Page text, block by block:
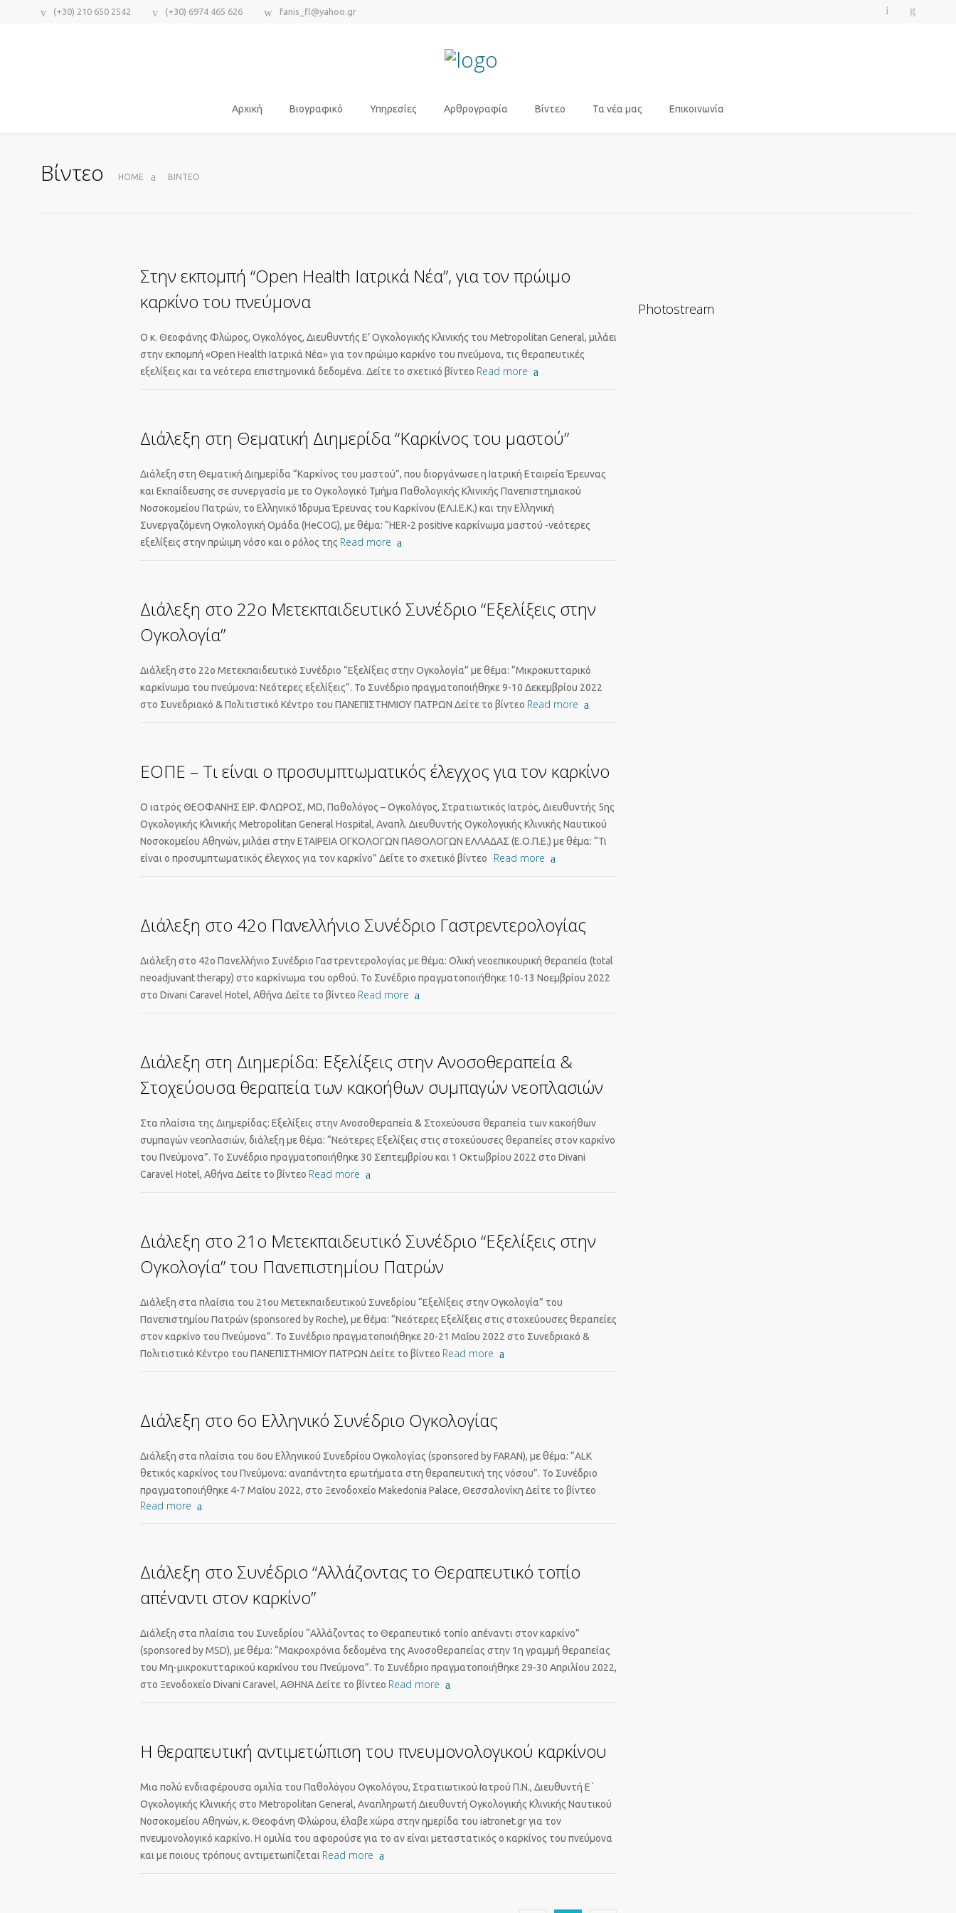
(+30) 210 650 2542 (+30) 6974 465 626 fanis_fl@yahoo.gr
Αρχική Βιογραφικό Υπηρεσίες Αρθρογραφία Βίντεο Τα νέα μας Επικοινωνία
Βίντεο HOME ΒΊΝΤΕΟ
Στην εκπομπή “Open Health Ιατρικά Νέα”, για τον πρώιμο
καρκίνο του πνεύμονα
Ο κ. Θεοφάνης Φλώρος, Ογκολόγος, Διευθυντής Ε’ Ογκολογικής Κλινικής του Metropolitan General, μιλάει
στην εκπομπή «Open Health Ιατρικά Νέα» για τον πρώιμο καρκίνο του πνεύμονα, τις θεραπευτικές
εξελίξεις και τα νεότερα επιστημονικά δεδομένα. Δείτε το σχετικό βίντεο Read more
Διάλεξη στη Θεματική Διημερίδα “Καρκίνος του μαστού”
Διάλεξη στη Θεματική Διημερίδα “Καρκίνος του μαστού”, που διοργάνωσε η Ιατρική Εταιρεία Έρευνας
και Εκπαίδευσης σε συνεργασία με το Ογκολογικό Τμήμα Παθολογικής Κλινικής Πανεπιστημιακού
Νοσοκομείου Πατρών, το Ελληνικό Ίδρυμα Έρευνας του Καρκίνου (ΕΛ.Ι.Ε.Κ.) και την Ελληνική
Συνεργαζόμενη Ογκολογική Ομάδα (HeCOG), με θέμα: “HER-2 positive καρκίνωμα μαστού -νεότερες
εξελίξεις στην πρώιμη νόσο και ο ρόλος της Read more
Διάλεξη στο 22ο Μετεκπαιδευτικό Συνέδριο “Εξελίξεις στην
Ογκολογία”
Διάλεξη στο 22ο Μετεκπαιδευτικό Συνέδριο “Εξελίξεις στην Ογκολογία” με θέμα: “Μικροκυτταρικό
καρκίνωμα του πνεύμονα: Νεότερες εξελίξεις”. Το Συνέδριο πραγματοποιήθηκε 9-10 Δεκεμβρίου 2022
στο Συνεδριακό & Πολιτιστικό Κέντρο του ΠΑΝΕΠΙΣΤΗΜΙΟΥ ΠΑΤΡΩΝ Δείτε το βίντεο Read more
ΕΟΠΕ – Τι είναι ο προσυμπτωματικός έλεγχος για τον καρκίνο
Ο ιατρός ΘΕΟΦΑΝΗΣ ΕΙΡ. ΦΛΩΡΟΣ, MD, Παθολόγος – Ογκολόγος, Στρατιωτικός Ιατρός, Διευθυντής 5ης
Ογκολογικής Κλινικής Metropolitan General Hospital, Αναπλ. Διευθυντής Ογκολογικής Κλινικής Ναυτικού
Νοσοκομείου Αθηνών, μιλάει στην ΕΤΑΙΡΕΙΑ ΟΓΚΟΛΟΓΩΝ ΠΑΘΟΛΟΓΩΝ ΕΛΛΑΔΑΣ (Ε.Ο.Π.Ε.) με θέμα: “Τι
είναι ο προσυμπτωματικός έλεγχος για τον καρκίνο” Δείτε το σχετικό βίντεο
Read more
Διάλεξη στο 42ο Πανελλήνιο Συνέδριο Γαστρεντερολογίας
Διάλεξη στο 42ο Πανελλήνιο Συνέδριο Γαστρεντερολογίας με θέμα: Ολική νεοεπικουρική θεραπεία (total
neoadjuvant therapy) στο καρκίνωμα του ορθού. Το Συνέδριο πραγματοποιήθηκε 10-13 Νοεμβρίου 2022
στο Divani Caravel Hotel, Αθήνα Δείτε το βίντεο Read more
Διάλεξη στη Διημερίδα: Εξελίξεις στην Ανοσοθεραπεία &
Στοχεύουσα θεραπεία των κακοήθων συμπαγών νεοπλασιών
Στα πλαίσια της Διημερίδας: Εξελίξεις στην Ανοσοθεραπεία & Στοχεύουσα θεραπεία των κακοήθων
συμπαγών νεοπλασιών, διάλεξη με θέμα: “Νεότερες Εξελίξεις στις στοχεύουσες θεραπείες στον καρκίνο
του Πνεύμονα”. Το Συνέδριο πραγματοποιήθηκε 30 Σεπτεμβρίου και 1 Οκτωβρίου 2022 στο Divani
Caravel Hotel, Αθήνα Δείτε το βίντεο Read more
Διάλεξη στο 21ο Μετεκπαιδευτικό Συνέδριο “Εξελίξεις στην
Ογκολογία” του Πανεπιστημίου Πατρών
Διάλεξη στα πλαίσια του 21ου Μετεκπαιδευτικού Συνεδρίου “Εξελίξεις στην Ογκολογία” του
Πανεπιστημίου Πατρών (sponsored by Roche), με θέμα: “Νεότερες Εξελίξεις στις στοχεύουσες θεραπείες
στον καρκίνο του Πνεύμονα”. Το Συνέδριο πραγματοποιήθηκε 20-21 Μαΐου 2022 στο Συνεδριακό &
Πολιτιστικό Κέντρο του ΠΑΝΕΠΙΣΤΗΜΙΟΥ ΠΑΤΡΩΝ Δείτε το βίντεο Read more
Διάλεξη στο 6ο Ελληνικό Συνέδριο Ογκολογίας
Διάλεξη στα πλαίσια του 6ου Ελληνικού Συνεδρίου Ογκολογίας (sponsored by FARAN), με θέμα: “ALK
θετικός καρκίνος του Πνεύμονα: αναπάντητα ερωτήματα στη θεραπευτική της νόσου”. Το Συνέδριο
πραγματοποιήθηκε 4-7 Μαΐου 2022, στο Ξενοδοχείο Makedonia Palace, Θεσσαλονίκη Δείτε το βίντεο
Read more
Διάλεξη στο Συνέδριο “Αλλάζοντας το Θεραπευτικό τοπίο
απέναντι στον καρκίνο”
Διάλεξη στα πλαίσια του Συνεδρίου “Αλλάζοντας το Θεραπευτικό τοπίο απέναντι στον καρκίνο”
(sponsored by MSD), με θέμα: “Μακροχρόνια δεδομένα της Ανοσοθεραπείας στην 1η γραμμή θεραπείας
του Μη-μικροκυτταρικού καρκίνου του Πνεύμονα”. Το Συνέδριο πραγματοποιήθηκε 29-30 Απριλίου 2022,
στο Ξενοδοχείο Divani Caravel, ΑΘΗΝΑ Δείτε το βίντεο Read more
Η θεραπευτική αντιμετώπιση του πνευμονολογικού καρκίνου
Μια πολύ ενδιαφέρουσα ομιλία του Παθολόγου Ογκολόγου, Στρατιωτικού Ιατρού Π.Ν., Διευθυντή Ε΄
Ογκολογικής Κλινικής στο Metropolitan General, Αναπληρωτή Διευθυντή Ογκολογικής Κλινικής Ναυτικού
Νοσοκομείου Αθηνών, κ. Θεοφάνη Φλώρου, έλαβε χώρα στην ημερίδα του iatronet.gr για τον
πνευμονολογικό καρκίνο. Η ομιλία του αφορούσε για το αν είναι μεταστατικός ο καρκίνος του πνεύμονα
και με ποιους τρόπους αντιμετωπίζεται Read more
Photostream